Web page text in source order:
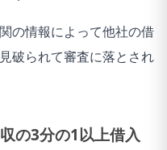
の情報によって他社の借
破られて審査に落とされ
の3分の1以上借入